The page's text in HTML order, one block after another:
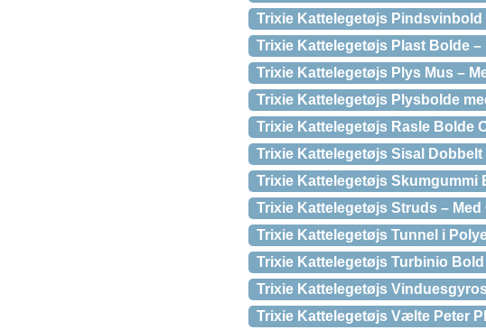
Trixie Kattelegetøjs Pindsvinbold
Trixie Kattelegetøjs Plast Bolde
Trixie Kattelegetøjs Plys Mus –
Trixie Kattelegetøjs Plysbolde
Trixie Kattelegetøjs Rasle Bolde
Trixie Kattelegetøjs Sisal
Trixie Kattelegetøjs Skumgummi
Trixie Kattelegetøjs Struds – Med
Trixie Kattelegetøjs Tunnel i
Trixie Kattelegetøjs Turbinio
Trixie Kattelegetøjs
Trixie Kattelegetøjs Vælte Peter